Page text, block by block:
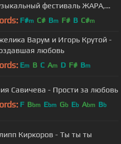
фестиваль ЖАРА,
F#m C# Bm F# B C#m
Варум и Игорь Крутой -
любовь
Em B C Am D F# Bm
Савичева - Прости за любовь
F Bbm Ebm Gb Eb Abm Bb
Киркоров - Ты ты ты